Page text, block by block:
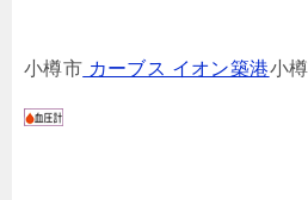
小樽市 カーブス イオン築港小